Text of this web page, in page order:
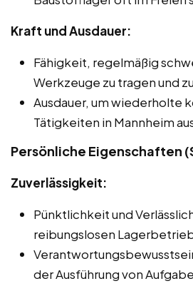
Kraft und Ausdauer:
Fähigkeit, regelmäßig
Werkzeuge zu tragen und
Ausdauer, um wiederholte
Tätigkeiten in Mannheim
Persönliche Eigenschaften
Zuverlässigkeit:
Pünktlichkeit und
reibungslosen
der Ausführung von